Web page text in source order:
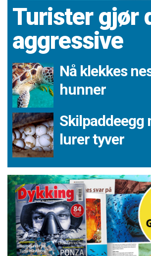
Turister gjør
aggressive
Nå klekkes
hunner
Skilpaddeegg
lurer tyver